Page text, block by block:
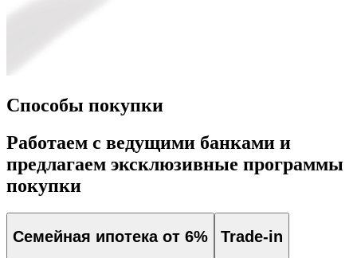
Способы покупки
Работаем с ведущими банками и
предлагаем эксклюзивные программы
покупки
Семейная ипотека от 6% Trade-in